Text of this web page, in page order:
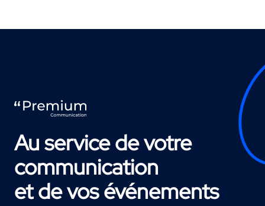
Au service de votre
communication
et de vos événements